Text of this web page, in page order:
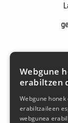
Webgune
erabiltzen
Webgune
erabiltzaileen
webgunea